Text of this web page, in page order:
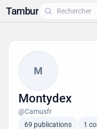
Tambur
M
Montydex
@Camusfr
69 publications
1